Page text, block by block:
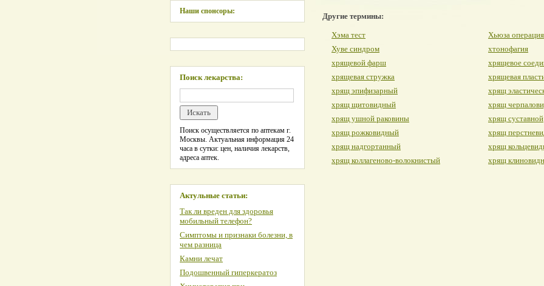
Другие термины:
Хэма тест
Хьюза операция
Хуве синдром
хтонофагия
хрящевой фарш
хрящевое
хрящевая стружка
хрящевая
хрящ эпифизарный
хрящ
хрящ щитовидный
хрящ
хрящ ушной раковины
хрящ суставной
хрящ рожковидный
хрящ
хрящ надгортанный
хрящ
хрящ коллагеново-волокнистый
хрящ
Наши спонсоры:
Поиск лекарства:
Поиск осуществляется по аптекам г.
Москвы. Актуальная информация 24
часа в сутки: цен, наличия лекарств,
адреса аптек.
Актульные статьи:
Так ли вреден для здоровья
мобильный телефон?
Симптомы и признаки болезни, в
чем разница
Камни лечат
Подошвенный гиперкератоз